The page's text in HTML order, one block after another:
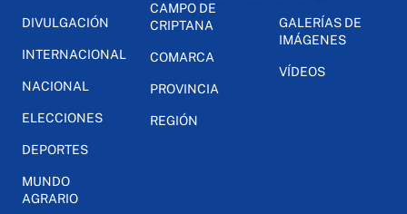
DIVULGACIÓN
INTERNACIONAL
NACIONAL
ELECCIONES
DEPORTES
MUNDO
AGRARIO
CAMPO DE
CRIPTANA
COMARCA
PROVINCIA
REGIÓN
GALERÍAS DE
IMÁGENES
VÍDEOS